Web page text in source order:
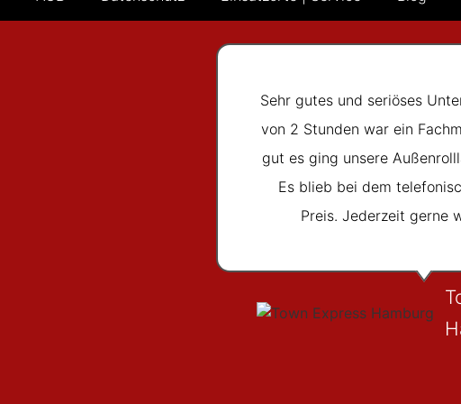
Sehr gutes und seriöses
von 2 Stunden war ein
gut es ging unsere
Es blieb bei dem
Preis. Jederzeit gerne